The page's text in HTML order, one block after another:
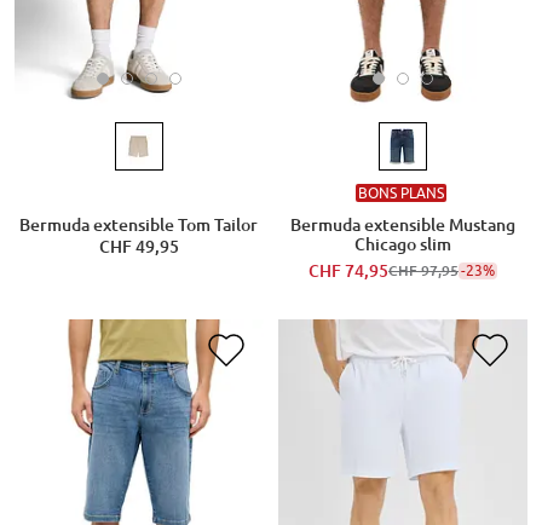
Bermuda extensible Tom Tailor
CHF 49,95
BONS PLANS
Bermuda extensible Mustang
Chicago slim
CHF 74,95CHF 97,95-23%